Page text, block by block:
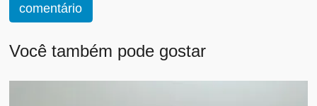
comentário
Você também pode gostar